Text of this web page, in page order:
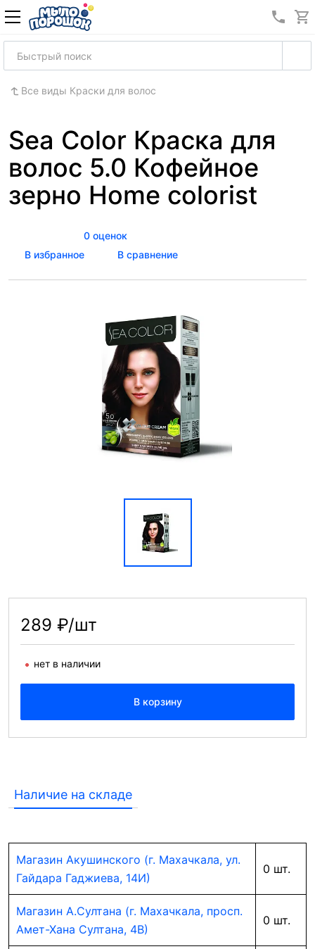
8
Все виды Краски для волос
Sea Color Краска для
волос 5.0 Кофейное
зерно Home colorist
0 оценок
В избранное
В сравнение
289 ₽/шт
нет в наличии
В корзину
Наличие на складе
Магазин Акушинского (г. Махачкала, ул.
Гайдара Гаджиева, 14И)
0 шт.
Магазин А.Султана (г. Махачкала, просп.
Амет-Хана Султана, 4В)
0 шт.